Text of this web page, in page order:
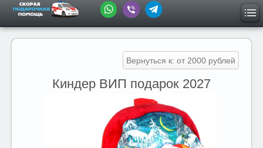
Вернуться к: от 2000 рублей
Киндер ВИП подарок 2027